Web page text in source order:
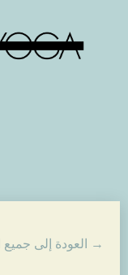
→ العودة إلى